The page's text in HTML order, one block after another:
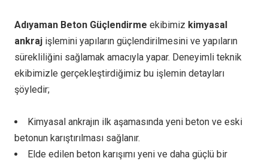
Adıyaman Beton Güçlendirme ekibimiz kimyasal
ankraj işlemini yapıların güçlendirilmesini ve yapıların
sürekliliğini sağlamak amacıyla yapar. Deneyimli teknik
ekibimizle gerçekleştirdiğimiz bu işlemin detayları
şöyledir;
Kimyasal ankrajın ilk aşamasında yeni beton ve eski
betonun karıştırılması sağlanır.
Elde edilen beton karışımı yeni ve daha güçlü bir